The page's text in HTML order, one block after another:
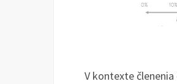
V kontexte